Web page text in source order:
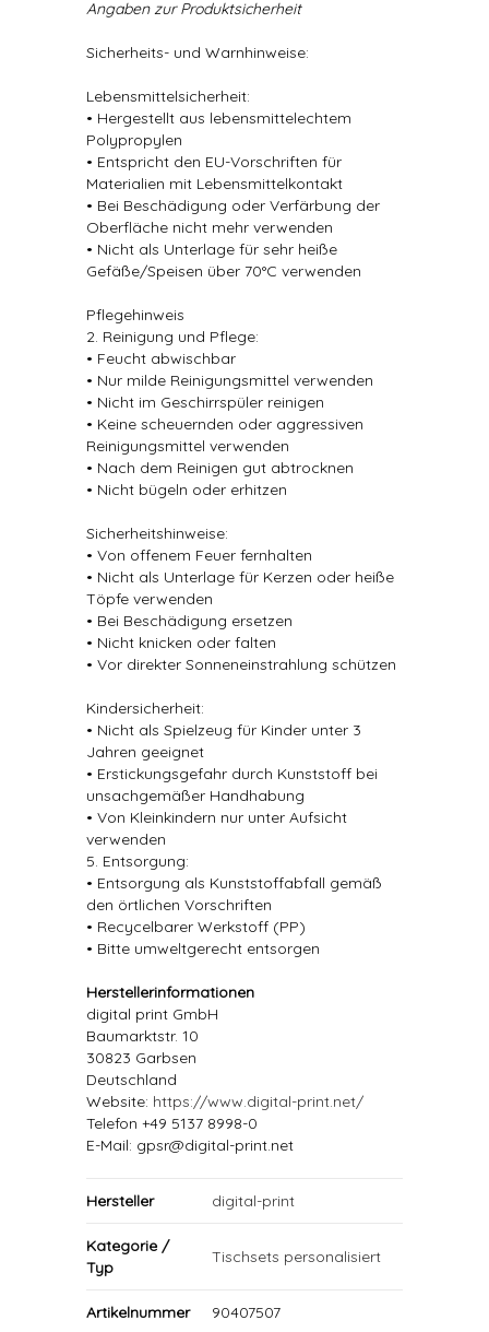
Angaben zur Produktsicherheit
Sicherheits- und Warnhinweise:
Lebensmittelsicherheit:
• Hergestellt aus lebensmittelechtem
Polypropylen
• Entspricht den EU-Vorschriften für
Materialien mit Lebensmittelkontakt
• Bei Beschädigung oder Verfärbung der
Oberfläche nicht mehr verwenden
• Nicht als Unterlage für sehr heiße
Gefäße/Speisen über 70°C verwenden
Pflegehinweis
2. Reinigung und Pflege:
• Feucht abwischbar
• Nur milde Reinigungsmittel verwenden
• Nicht im Geschirrspüler reinigen
• Keine scheuernden oder aggressiven
Reinigungsmittel verwenden
• Nach dem Reinigen gut abtrocknen
• Nicht bügeln oder erhitzen
Sicherheitshinweise:
• Von offenem Feuer fernhalten
• Nicht als Unterlage für Kerzen oder heiße
Töpfe verwenden
• Bei Beschädigung ersetzen
• Nicht knicken oder falten
• Vor direkter Sonneneinstrahlung schützen
Kindersicherheit:
• Nicht als Spielzeug für Kinder unter 3
Jahren geeignet
• Erstickungsgefahr durch Kunststoff bei
unsachgemäßer Handhabung
• Von Kleinkindern nur unter Aufsicht
verwenden
5. Entsorgung:
• Entsorgung als Kunststoffabfall gemäß
den örtlichen Vorschriften
• Recycelbarer Werkstoff (PP)
• Bitte umweltgerecht entsorgen
Herstellerinformationen
digital print GmbH
Baumarktstr. 10
30823 Garbsen
Deutschland
Website: https://www.digital-print.net/
Telefon +49 5137 8998-0
E-Mail: gpsr@digital-print.net
Hersteller digital-print
Kategorie /
Typ
Tischsets personalisiert
Artikelnummer 90407507